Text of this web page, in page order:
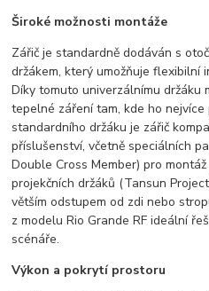
Široké možnosti montáže
Zářič je standardně dodáván s
držákem, který umožňuje flexibilní
Díky tomuto univerzálnímu držáku
tepelné záření tam, kde ho nejvíce
standardního držáku je zářič
příslušenství, včetně speciálních
Double Cross Member) pro
projekčních držáků (Tansun
větším odstupem od zdi nebo
z modelu Rio Grande RF ideální
scénáře.
Výkon a pokrytí prostoru